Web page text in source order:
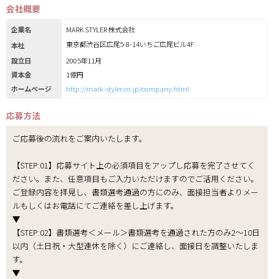
会社概要
企業名
MARK STYLER 株式会社
本社
東京都渋谷区広尾5-8-14いちご広尾ビル4F
設立日
2005年11月
資本金
1億円
ホームページ
http://mark-styler.co.jp/company.html
応募方法
ご応募後の流れをご案内いたします。
【STEP:01】応募サイト上の必須項目をアップし応募を完了させてく
ださい。また、任意項目もご入力いただけますのでご活用ください。
ご登録内容を拝見し、書類選考通過の方にのみ、面接担当者よりメー
ルもしくはお電話にてご連絡を差し上げます。
▼
【STEP:02】書類選考＜メール＞書類選考を通過された方のみ2～10日
以内（土日祝・大型連休を除く）にご連絡し、面接日を調整いたしま
す。
▼